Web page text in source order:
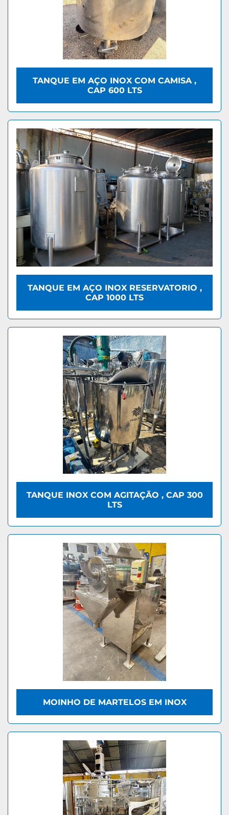
TANQUE EM AÇO INOX COM CAMISA ,
CAP 600 LTS
TANQUE EM AÇO INOX RESERVATORIO ,
CAP 1000 LTS
TANQUE INOX COM AGITAÇÃO , CAP 300
LTS
MOINHO DE MARTELOS EM INOX